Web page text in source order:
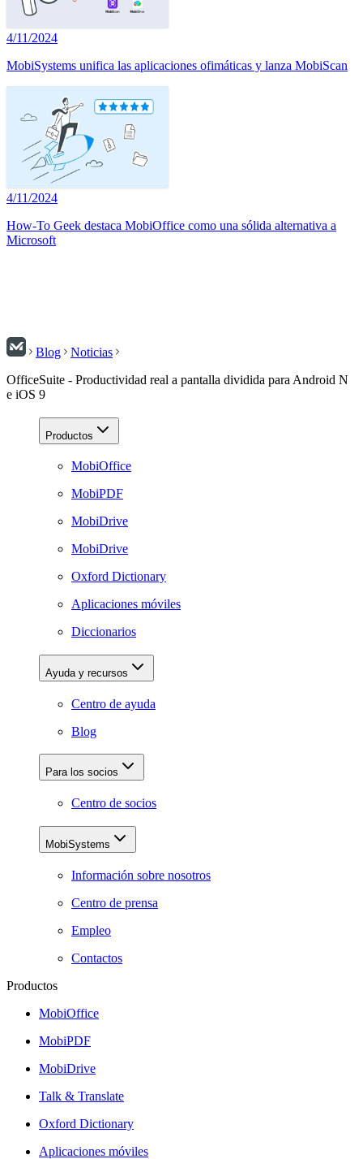
4/11/2024
MobiSystems unifica las aplicaciones ofimáticas y lanza MobiScan
4/11/2024
How-To Geek destaca MobiOffice como una sólida alternativa a
Microsoft
Blog
Noticias
OfficeSuite - Productividad real a pantalla dividida para Android N
e iOS 9
Productos
MobiOffice
MobiPDF
MobiDrive
MobiDrive
Oxford Dictionary
Aplicaciones móviles
Diccionarios
Ayuda y recursos
Centro de ayuda
Blog
Para los socios
Centro de socios
MobiSystems
Información sobre nosotros
Centro de prensa
Empleo
Contactos
Productos
MobiOffice
MobiPDF
MobiDrive
Talk & Translate
Oxford Dictionary
Aplicaciones móviles